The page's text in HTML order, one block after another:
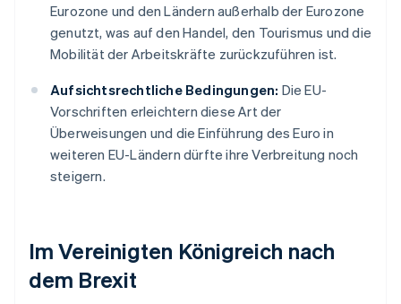
Eurozone und den Ländern außerhalb der Eurozone
genutzt, was auf den Handel, den Tourismus und die
Mobilität der Arbeitskräfte zurückzuführen ist.
Aufsichtsrechtliche Bedingungen: Die EU-
Vorschriften erleichtern diese Art der
Überweisungen und die Einführung des Euro in
weiteren EU-Ländern dürfte ihre Verbreitung noch
steigern.
Im Vereinigten Königreich nach
dem Brexit